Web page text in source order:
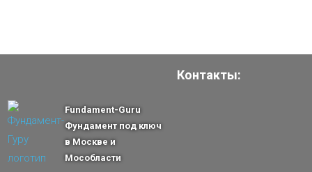
Контакты:
Fundament-Guru
Фундамент под ключ
в Москве и
Мособласти